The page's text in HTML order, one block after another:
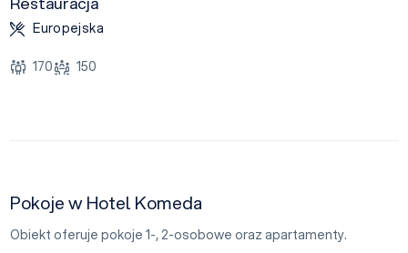
Europejska
170 150
Pokoje w Hotel Komeda
Obiekt oferuje pokoje 1-, 2-osobowe oraz apartamenty.